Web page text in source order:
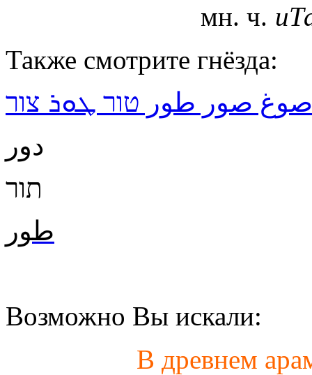
мн. ч.
Также смотрите гнёзда:
صوغ صور طور טור ܛܘܪ צור
دور
תור
طور
Возможно Вы искали:
В древнем